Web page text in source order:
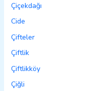
Çiçekdağı
Cide
Çifteler
Çiftlik
Çiftlikköy
Çiğli